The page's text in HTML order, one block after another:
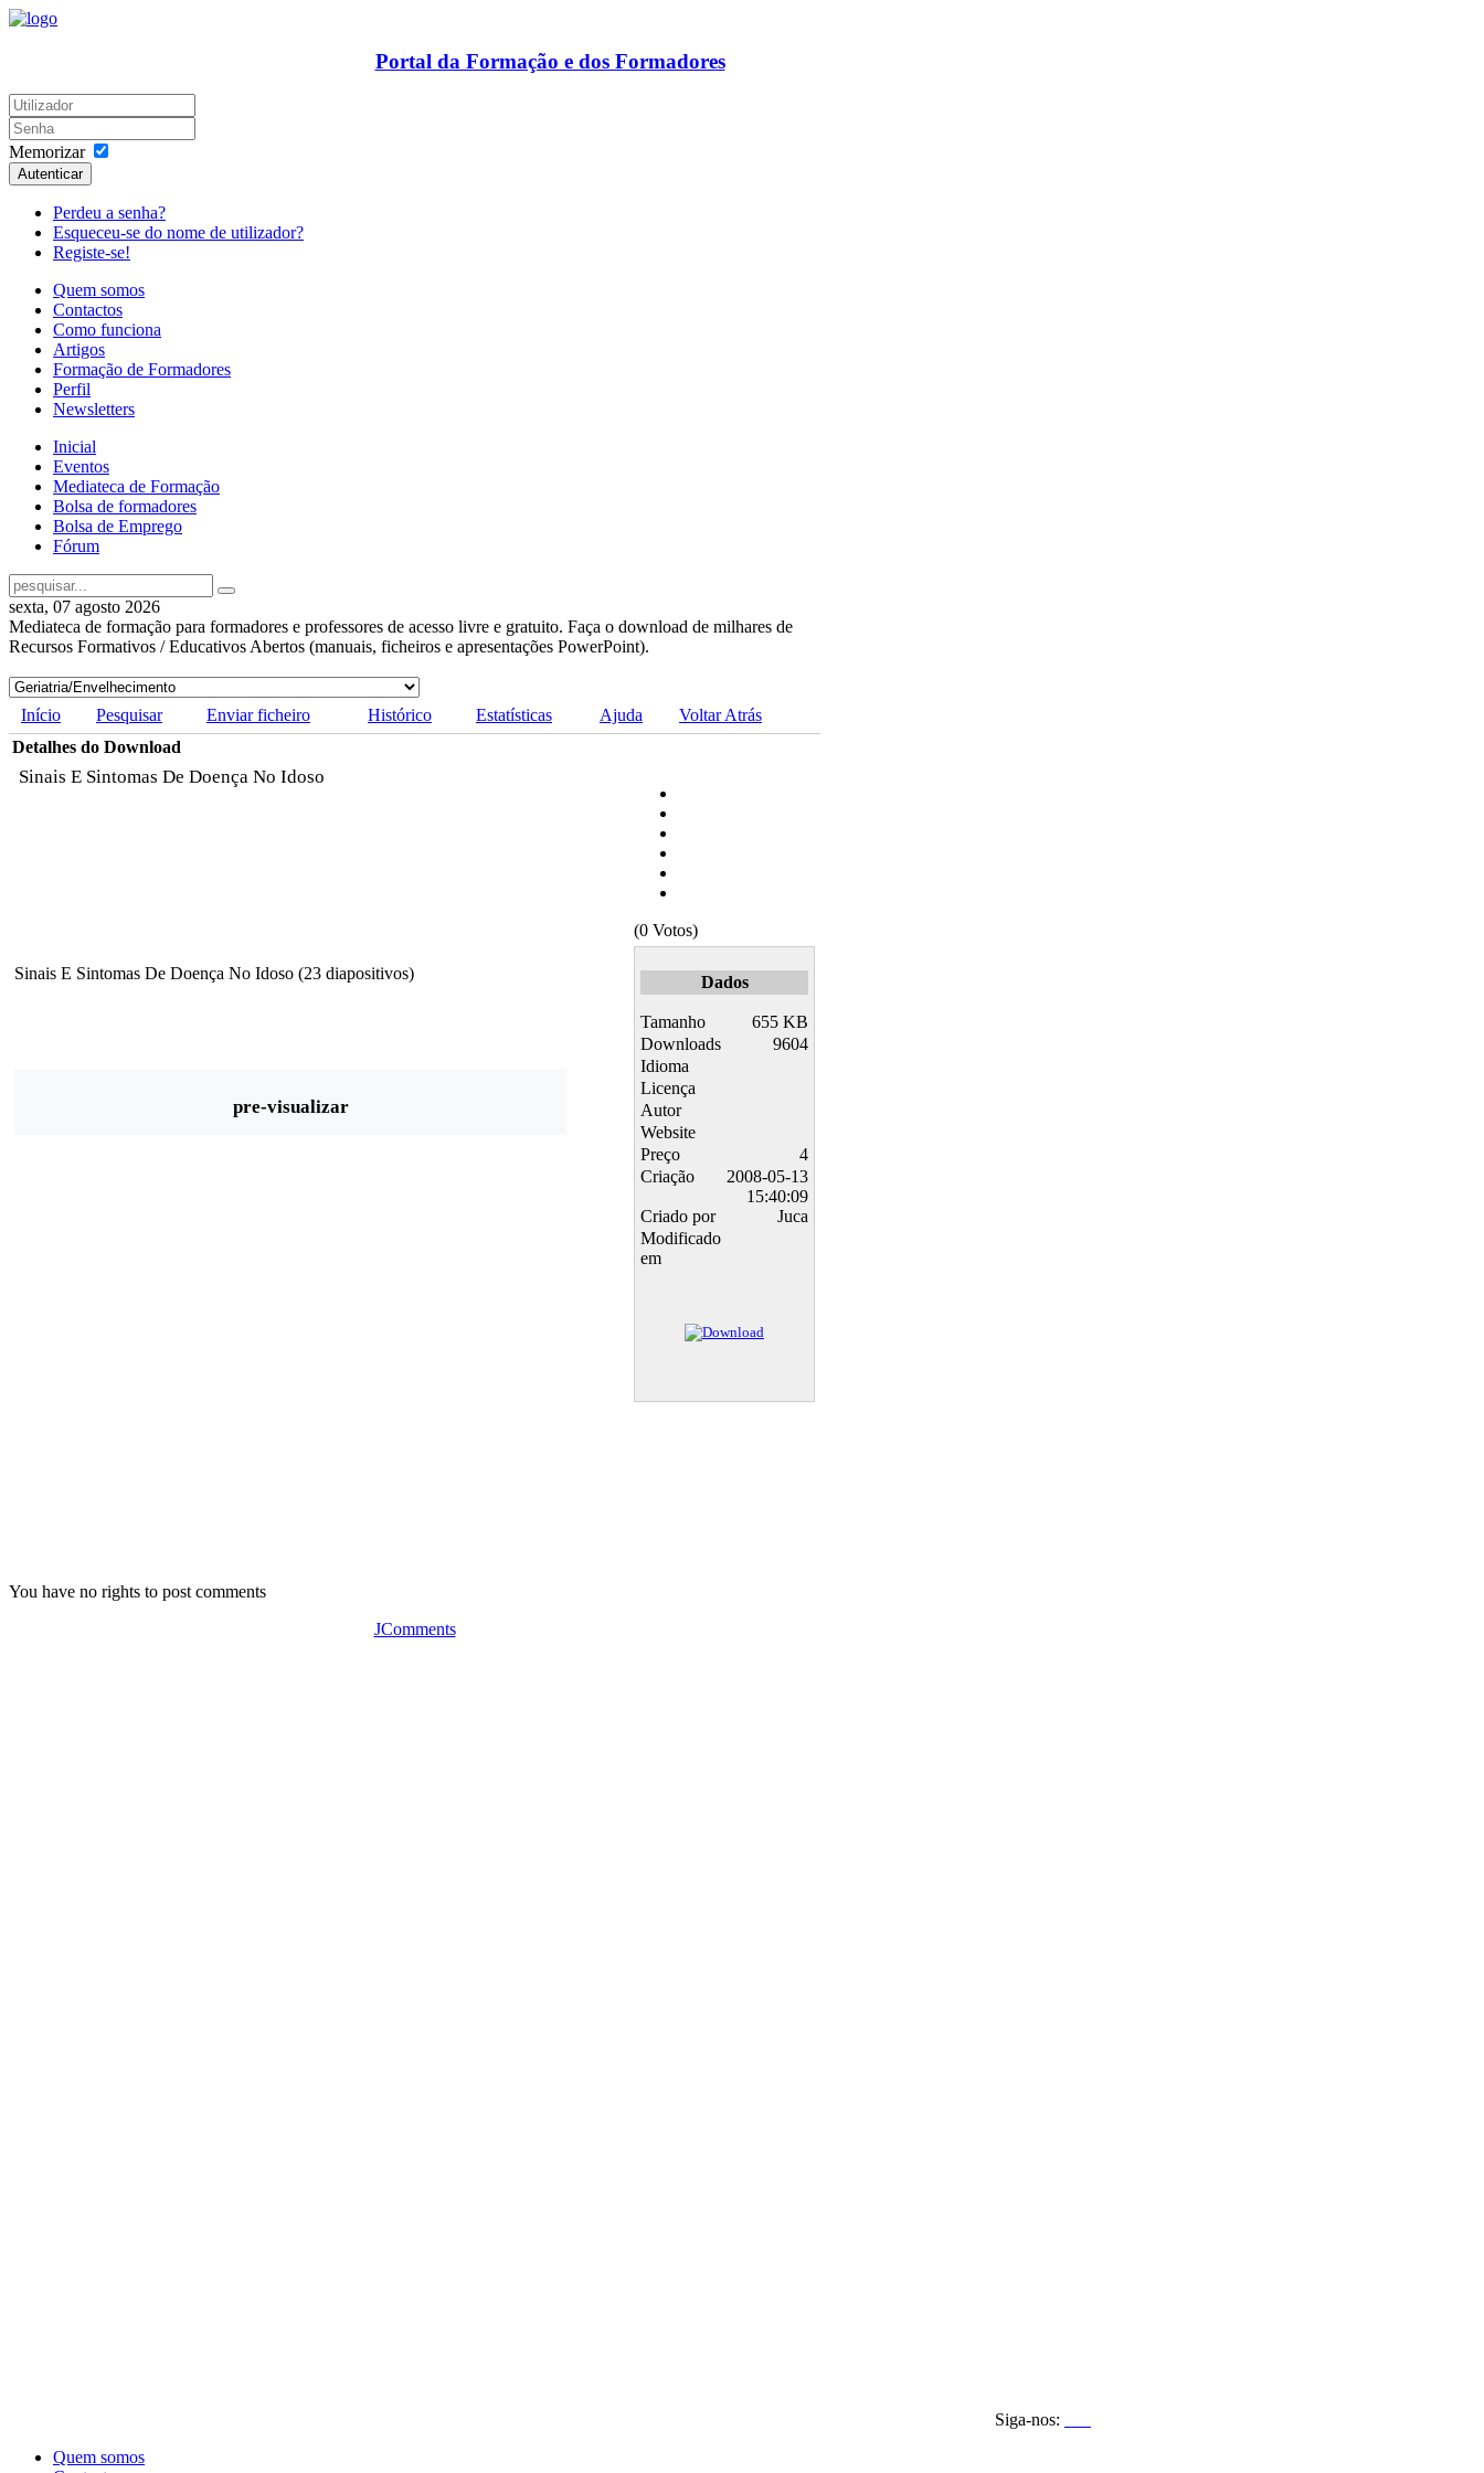
Portal da Formação e dos Formadores
Memorizar
Autenticar
Perdeu a senha?
Esqueceu-se do nome de utilizador?
Registe-se!
Quem somos
Contactos
Como funciona
Artigos
Formação de Formadores
Perfil
Newsletters
Inicial
Eventos
Mediateca de Formação
Bolsa de formadores
Bolsa de Emprego
Fórum
sexta, 07 agosto 2026
Mediateca de formação para formadores e professores de acesso livre e gratuito. Faça o download de milhares de
Recursos Formativos / Educativos Abertos (manuais, ficheiros e apresentações PowerPoint).
Início Pesquisar Enviar ficheiro Histórico Estatísticas Ajuda
Voltar Atrás
Detalhes do Download
Sinais E Sintomas De Doença No Idoso
(0 Votos)
Sinais E Sintomas De Doença No Idoso (23 diapositivos)
pre-visualizar
Dados
Tamanho
655 KB
Downloads
9604
Idioma
Licença
Autor
Website
Preço
4
Criação
2008-05-13
15:40:09
Criado por
Juca
Modificado
em
You have no rights to post comments
JComments
Siga-nos:
Quem somos